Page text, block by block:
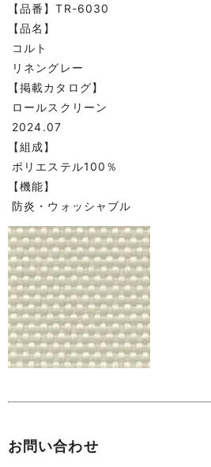
【品番】TR-6030
【品名】
コルト
リネングレー
【掲載カタログ】
ロールスクリーン
2024.07
【組成】
ポリエステル100％
【機能】
防炎・ウォッシャブル
お問い合わせ